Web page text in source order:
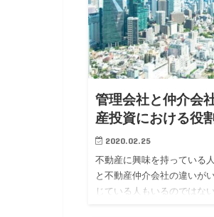
管理会社と仲介会
産投資における役
2020.02.25
不動産に興味を持っている
と不動産仲介会社の違いが
じている人もいるのではな